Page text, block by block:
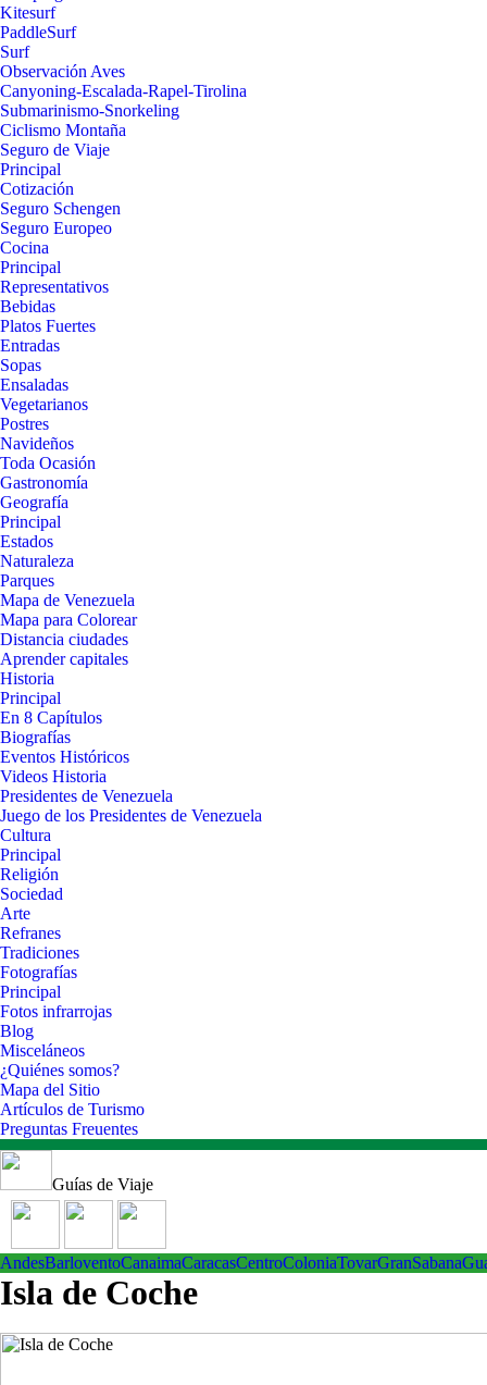
Kitesurf
PaddleSurf
Surf
Observación Aves
Canyoning-Escalada-Rapel-Tirolina
Submarinismo-Snorkeling
Ciclismo Montaña
Seguro de Viaje
Principal
Cotización
Seguro Schengen
Seguro Europeo
Cocina
Principal
Representativos
Bebidas
Platos Fuertes
Entradas
Sopas
Ensaladas
Vegetarianos
Postres
Navideños
Toda Ocasión
Gastronomía
Geografía
Principal
Estados
Naturaleza
Parques
Mapa de Venezuela
Mapa para Colorear
Distancia ciudades
Aprender capitales
Historia
Principal
En 8 Capítulos
Biografías
Eventos Históricos
Videos Historia
Presidentes de Venezuela
Juego de los Presidentes de Venezuela
Cultura
Principal
Religión
Sociedad
Arte
Refranes
Tradiciones
Fotografías
Principal
Fotos infrarrojas
Blog
Misceláneos
¿Quiénes somos?
Mapa del Sitio
Artículos de Turismo
Preguntas Freuentes
Guías de Viaje
AndesBarloventoCanaimaCaracasCentroColoniaTovarGranSabana
Isla de Coche